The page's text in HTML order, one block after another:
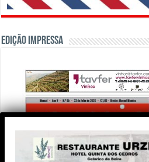
Edição Impressa